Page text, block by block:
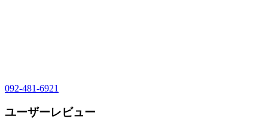
092-481-6921
ユーザーレビュー